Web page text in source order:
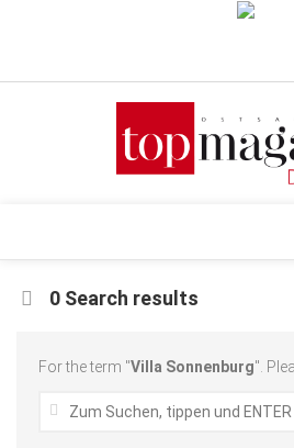
Verkaufsstellen
Top Gesundheitsforum Dresden /
Genuss
Geschäft
0 Search results
For the term "Villa Sonnenburg".